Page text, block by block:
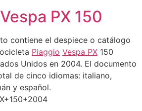
PX 150
contiene el despiece o catálogo
Piaggio Vespa PX 150
Unidos en 2004. El documento
de cinco idiomas: italiano,
y español.